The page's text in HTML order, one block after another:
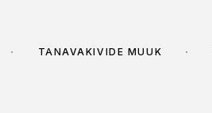
TÄNAVAKIVIDE MÜÜK